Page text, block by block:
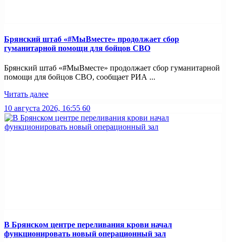
Брянский штаб «#МыВместе» продолжает сбор
гуманитарной помощи для бойцов СВО
Брянский штаб «#МыВместе» продолжает сбор гуманитарной
помощи для бойцов СВО, сообщает РИА ...
Читать далее
10 августа 2026, 16:55 60
В Брянском центре переливания крови начал
функционировать новый операционный зал